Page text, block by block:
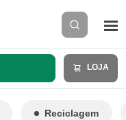
LOJA
Reciclagem